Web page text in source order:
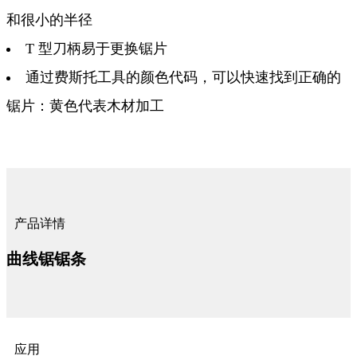
和很小的半径
T 型刀柄易于更换锯片
通过费斯托工具的颜色代码，可以快速找到正确的
锯片：黄色代表木材加工
产品详情
曲线锯锯条
应用